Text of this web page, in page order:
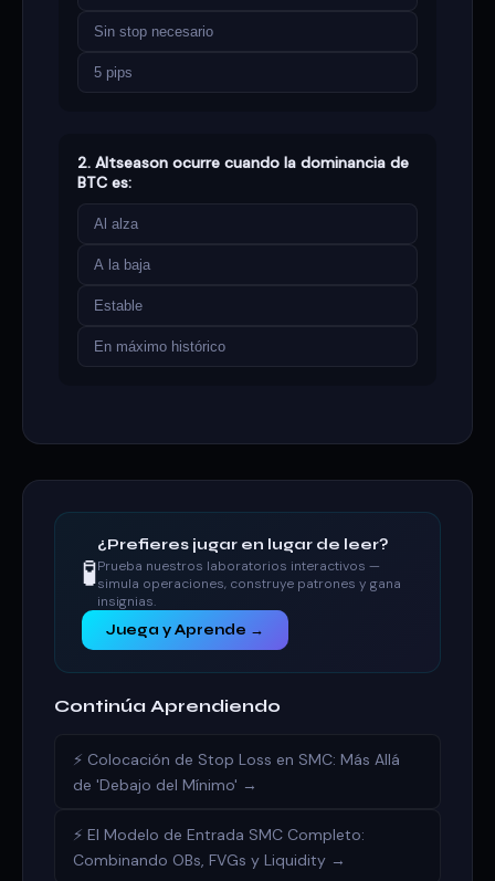
Sin stop necesario
5 pips
2. Altseason ocurre cuando la dominancia de
BTC es:
Al alza
A la baja
Estable
En máximo histórico
🧪
¿Prefieres jugar en lugar de leer?
Prueba nuestros laboratorios interactivos —
simula operaciones, construye patrones y gana
insignias.
Juega y Aprende →
Continúa Aprendiendo
⚡ Colocación de Stop Loss en SMC: Más Allá
de 'Debajo del Mínimo' →
⚡ El Modelo de Entrada SMC Completo:
Combinando OBs, FVGs y Liquidity →